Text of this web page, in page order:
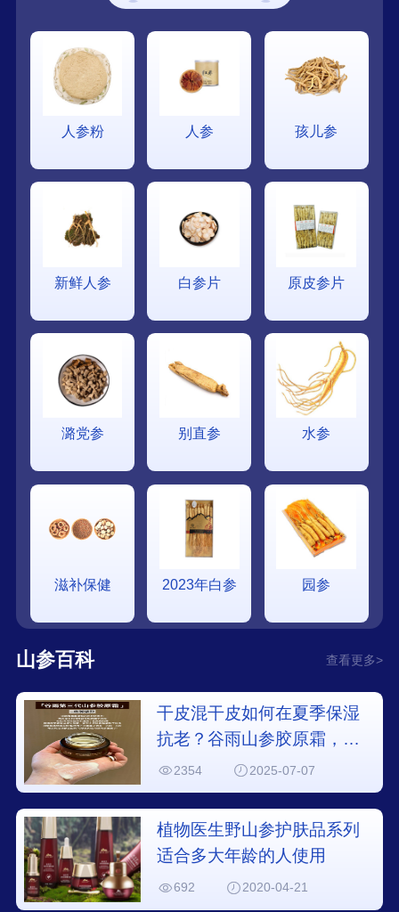
人参粉 人参 孩儿参
新鲜人参 白参片 原皮参片
潞党参 别直参 水参
滋补保健 2023年白参 园参
山参百科 查看更多>
干皮混干皮如何在夏季保湿
抗老？谷雨山参胶原霜，轻
松逆龄不是梦
2354 2025-07-07
植物医生野山参护肤品系列
适合多大年龄的人使用
692 2020-04-21